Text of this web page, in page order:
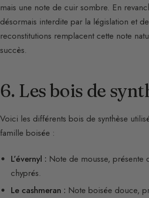
mais une note de cuir sombre. En
désormais interdite par la législation et
reconstitutions remplacent cette note
succès.
6. Les bois de
Voici les différents bois de synthèse
famille boisée :
L’évernyl : Note de mousse, présente
chyprés.
Le cashmeran : Note boisée douce,